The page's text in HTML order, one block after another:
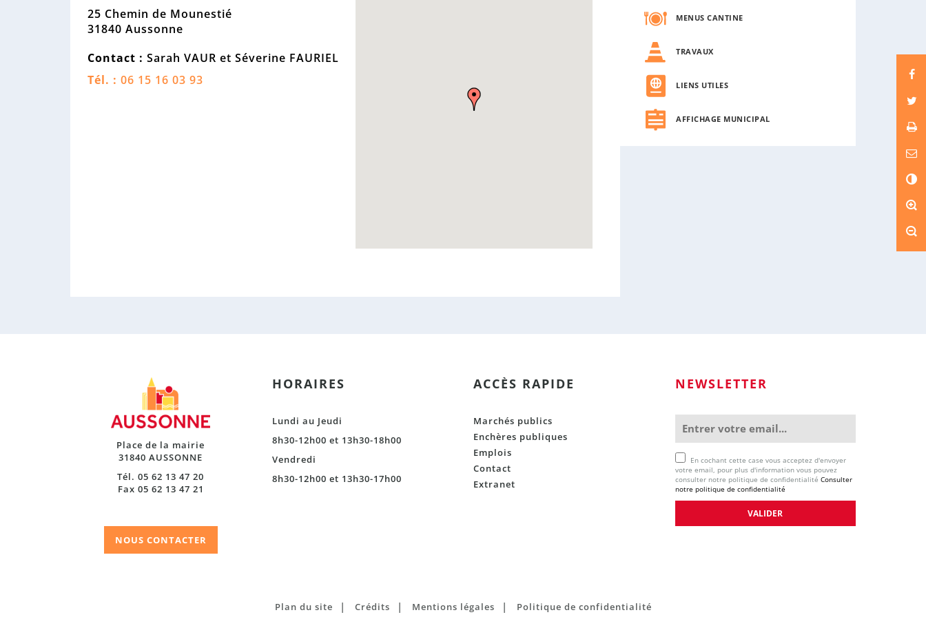
25 Chemin de Mounestié
31840 Aussonne
Contact : Sarah VAUR et Séverine FAURIEL
Tél. : 06 15 16 03 93
MENUS CANTINE
TRAVAUX
LIENS UTILES
AFFICHAGE MUNICIPAL
Place de la mairie
31840 AUSSONNE
Tél. 05 62 13 47 20
Fax 05 62 13 47 21
NOUS CONTACTER
HORAIRES
Lundi au Jeudi
8h30-12h00 et 13h30-18h00
Vendredi
8h30-12h00 et 13h30-17h00
ACCÈS RAPIDE
Marchés publics
Enchères publiques
Emplois
Contact
Extranet
NEWSLETTER
En cochant cette case vous acceptez d'envoyer
votre email, pour plus d'information vous pouvez
consulter notre politique de confidentialité Consulter
notre politique de confidentialité
Plan du site | Crédits | Mentions légales | Politique de confidentialité